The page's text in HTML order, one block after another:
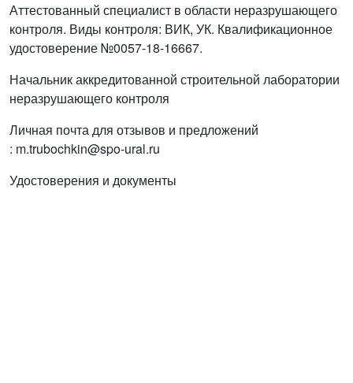
Аттестованный специалист в области неразрушающего
контроля. Виды контроля: ВИК, УК. Квалификационное
удостоверение №0057-18-16667.
Начальник аккредитованной строительной лаборатории
неразрушающего контроля
Личная почта для отзывов и предложений
: m.trubochkin@spo-ural.ru
Удостоверения и документы